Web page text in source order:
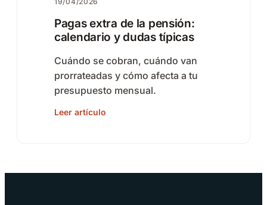
Pagas extra de la pensión:
calendario y dudas típicas
Cuándo se cobran, cuándo van
prorrateadas y cómo afecta a tu
presupuesto mensual.
Leer artículo